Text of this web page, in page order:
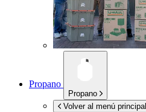
Propano
Propano
Volver al menú principal